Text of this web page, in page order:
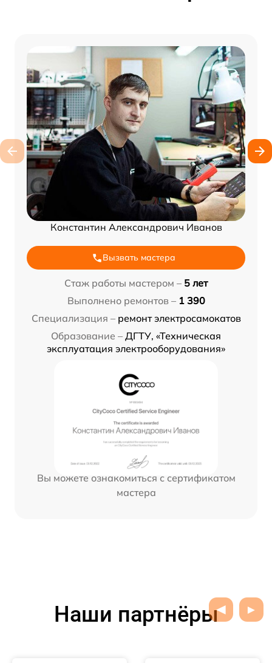
Константин Александрович Иванов
Вызвать мастера
Стаж работы мастером – 5 лет
Выполнено ремонтов – 1 390
Специализация – ремонт электросамокатов
Образование – ДГТУ, «Техническая
эксплуатация электрооборудования»
Вы можете ознакомиться с сертификатом
мастера
Наши партнёры